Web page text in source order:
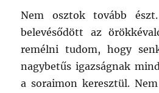
Nem osztok tovább
belevésődött az
remélni tudom, hogy
nagybetűs igazságnak
a soraimon keresztül.